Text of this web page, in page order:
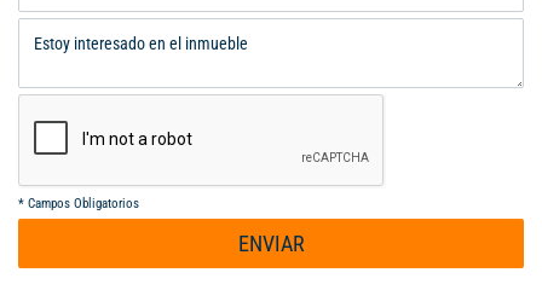
* Campos Obligatorios
ENVIAR